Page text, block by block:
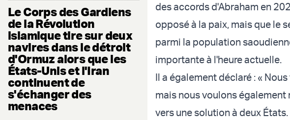
Le Corps des Gardiens
de la Révolution
islamique tire sur deux
navires dans le détroit
d'Ormuz alors que les
États-Unis et l'Iran
continuent de
s'échanger des
menaces
des accords d'Abraham en
opposé à la paix, mais que le
parmi la population
importante à l'heure actuelle.
Il a également déclaré : «
mais nous voulons également
vers une solution à deux États.